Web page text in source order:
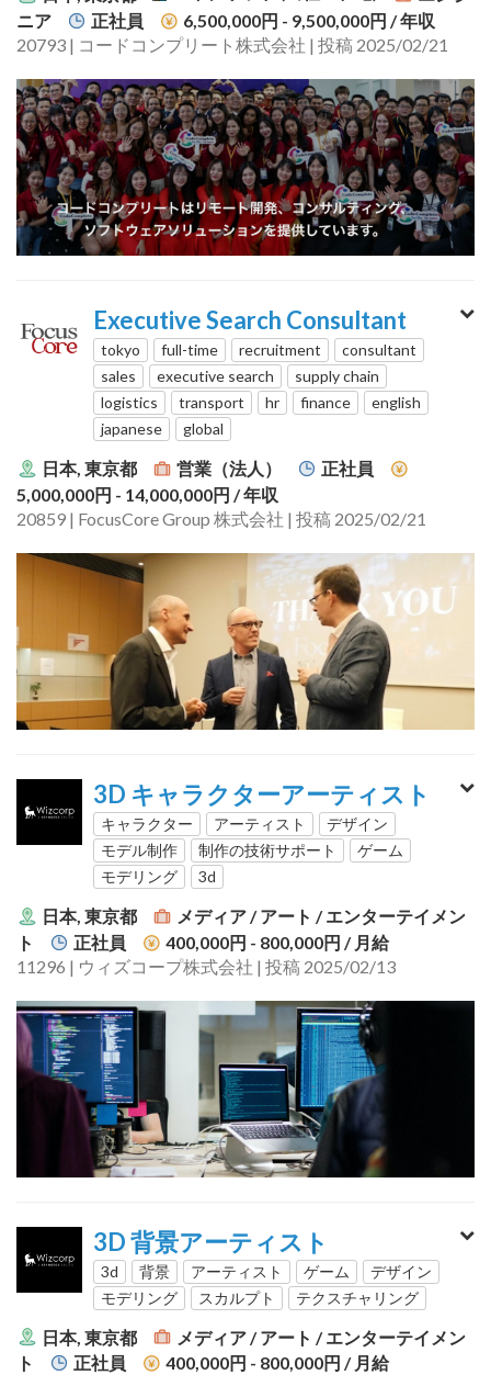
ニア
正社員 6,500,000円 - 9,500,000円 / 年収
20793 | コードコンプリート株式会社 | 投稿 2025/02/21
Executive Search Consultant
tokyo full-time recruitment
consultant
sales
executive search
supply chain
logistics
transport hr finance
english
japanese
global
日本, 東京都 営業（法人）
正社員
5,000,000円 - 14,000,000円 / 年収
20859 | FocusCore Group 株式会社 | 投稿 2025/02/21
3D キャラクターアーティスト
キャラクター アーティスト
デザイン
モデル制作
制作の技術サポート
ゲーム
モデリング
3d
日本, 東京都
メディア / アート / エンターテイメン
ト
正社員 400,000円 - 800,000円 / 月給
11296 | ウィズコープ株式会社 | 投稿 2025/02/13
3D 背景アーティスト
3d 背景 アーティスト ゲーム
デザイン
モデリング
スカルプト テクスチャリング
日本, 東京都
メディア / アート / エンターテイメン
ト
正社員 400,000円 - 800,000円 / 月給